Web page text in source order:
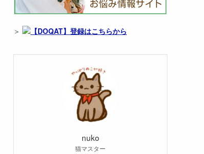
＞ 【DOQAT】登録はこちらから
nuko
猫マスター